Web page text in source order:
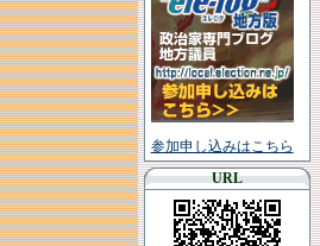
参加申し込みはこちら
URL